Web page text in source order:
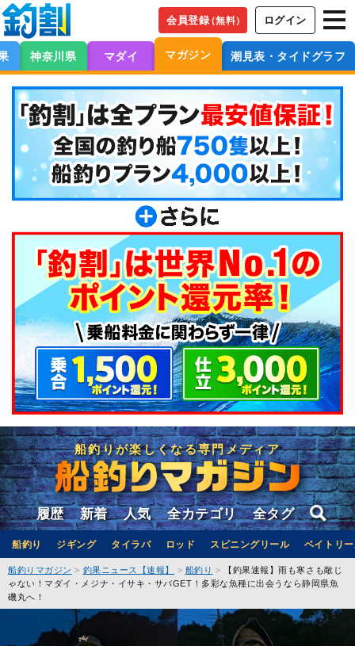
会員登録（無料） ログイン
神奈川県 マダイ マガジン 潮見表・タイドグラフ
船釣りが楽しくなる専門メディア
履歴 新着 人気 全カテゴリ 全タグ
船釣り ジギング タイラバ ロッド スピニングリール ベイトリ
船釣りマガジン 釣果ニュース【速報】 船釣り
【釣果速報】雨も寒さも敵じ
ゃない！マダイ・メジナ・イサキ・サバGET！多彩な魚種に出会うなら静岡県魚
磯丸へ！